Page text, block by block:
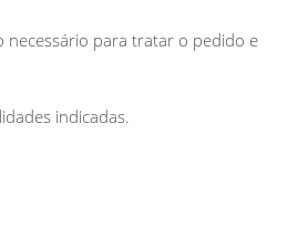
necessário para tratar o pedido e
indicadas.